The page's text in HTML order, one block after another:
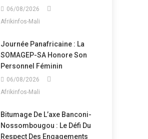
06/08/2026
Afrikinfos-Mali
Journée Panafricaine : La
SOMAGEP-SA Honore Son
Personnel Féminin
06/08/2026
Afrikinfos-Mali
Bitumage De L’axe Banconi-
Nossombougou : Le Défi Du
Respect Des Engagements